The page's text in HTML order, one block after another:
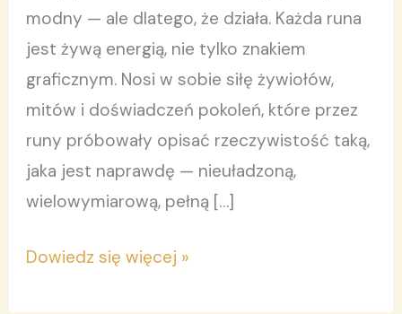
modny — ale dlatego, że działa. Każda runa
jest żywą energią, nie tylko znakiem
graficznym. Nosi w sobie siłę żywiołów,
mitów i doświadczeń pokoleń, które przez
runy próbowały opisać rzeczywistość taką,
jaka jest naprawdę — nieuładzoną,
wielowymiarową, pełną […]
Dowiedz się więcej »